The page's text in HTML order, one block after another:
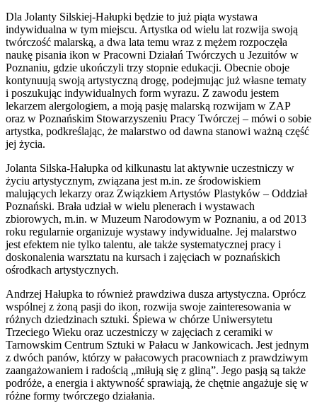
Dla Jolanty Silskiej-Hałupki będzie to już piąta wystawa
indywidualna w tym miejscu. Artystka od wielu lat rozwija swoją
twórczość malarską, a dwa lata temu wraz z mężem rozpoczęła
naukę pisania ikon w Pracowni Działań Twórczych u Jezuitów w
Poznaniu, gdzie ukończyli trzy stopnie edukacji. Obecnie oboje
kontynuują swoją artystyczną drogę, podejmując już własne tematy
i poszukując indywidualnych form wyrazu. Z zawodu jestem
lekarzem alergologiem, a moją pasję malarską rozwijam w ZAP
oraz w Poznańskim Stowarzyszeniu Pracy Twórczej – mówi o sobie
artystka, podkreślając, że malarstwo od dawna stanowi ważną część
jej życia.
Jolanta Silska-Hałupka od kilkunastu lat aktywnie uczestniczy w
życiu artystycznym, związana jest m.in. ze środowiskiem
malujących lekarzy oraz Związkiem Artystów Plastyków – Oddział
Poznański. Brała udział w wielu plenerach i wystawach
zbiorowych, m.in. w Muzeum Narodowym w Poznaniu, a od 2013
roku regularnie organizuje wystawy indywidualne. Jej malarstwo
jest efektem nie tylko talentu, ale także systematycznej pracy i
doskonalenia warsztatu na kursach i zajęciach w poznańskich
ośrodkach artystycznych.
Andrzej Hałupka to również prawdziwa dusza artystyczna. Oprócz
wspólnej z żoną pasji do ikon, rozwija swoje zainteresowania w
różnych dziedzinach sztuki. Śpiewa w chórze Uniwersytetu
Trzeciego Wieku oraz uczestniczy w zajęciach z ceramiki w
Tarnowskim Centrum Sztuki w Pałacu w Jankowicach. Jest jednym
z dwóch panów, którzy w pałacowych pracowniach z prawdziwym
zaangażowaniem i radością „miłują się z gliną”. Jego pasją są także
podróże, a energia i aktywność sprawiają, że chętnie angażuje się w
różne formy twórczego działania.